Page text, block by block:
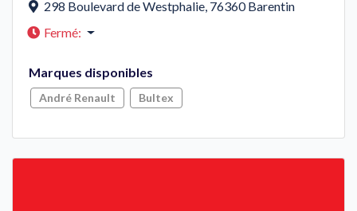
298 Boulevard de Westphalie, 76360 Barentin
Fermé:
Marques disponibles
André Renault Bultex